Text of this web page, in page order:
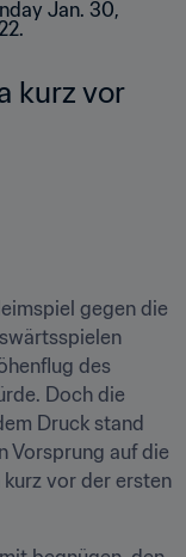
kurz vor
gegen die
des
Doch die
Druck stand
Vorsprung auf die
kurz vor der ersten